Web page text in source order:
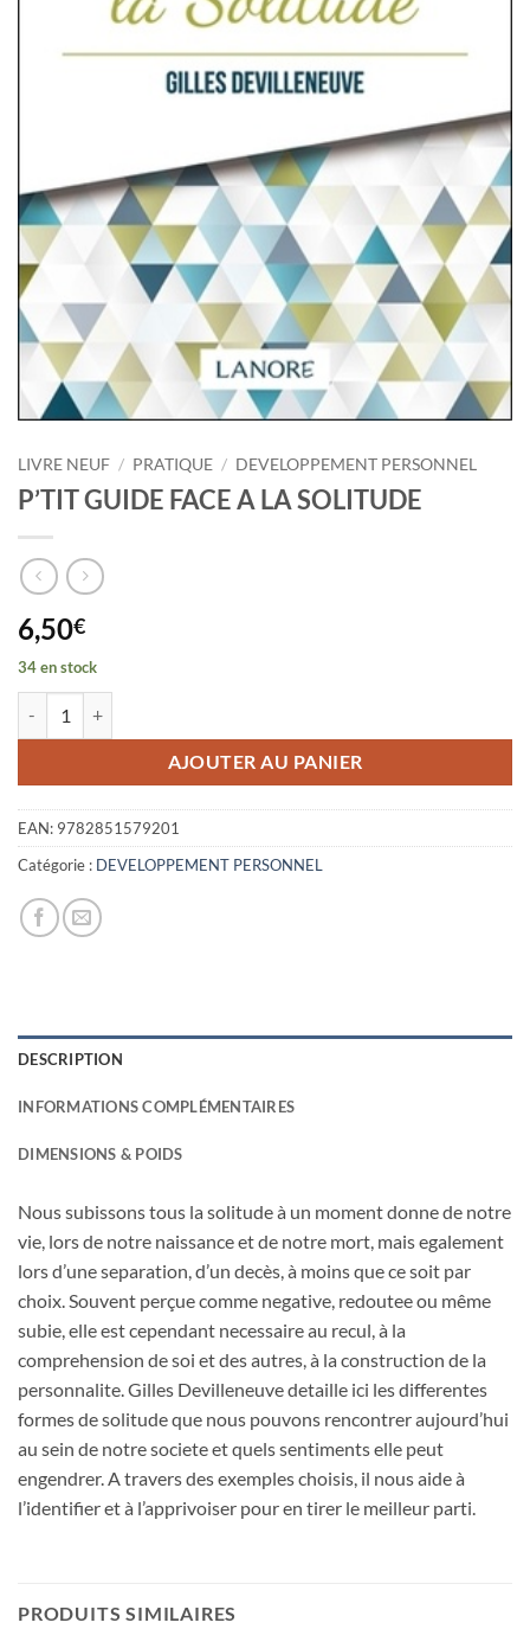
LIVRE NEUF / PRATIQUE / DEVELOPPEMENT PERSONNEL
P’TIT GUIDE FACE A LA SOLITUDE
6,50€
34 en stock
AJOUTER AU PANIER
EAN: 9782851579201
Catégorie : DEVELOPPEMENT PERSONNEL
DESCRIPTION
INFORMATIONS COMPLÉMENTAIRES
DIMENSIONS & POIDS
Nous subissons tous la solitude à un moment donne de notre
vie, lors de notre naissance et de notre mort, mais egalement
lors d’une separation, d’un decès, à moins que ce soit par
choix. Souvent perçue comme negative, redoutee ou même
subie, elle est cependant necessaire au recul, à la
comprehension de soi et des autres, à la construction de la
personnalite. Gilles Devilleneuve detaille ici les differentes
formes de solitude que nous pouvons rencontrer aujourd’hui
au sein de notre societe et quels sentiments elle peut
engendrer. A travers des exemples choisis, il nous aide à
l’identifier et à l’apprivoiser pour en tirer le meilleur parti.
PRODUITS SIMILAIRES